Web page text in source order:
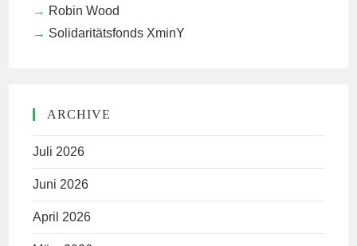
Robin Wood
Solidaritätsfonds XminY
ARCHIVE
Juli 2026
Juni 2026
April 2026